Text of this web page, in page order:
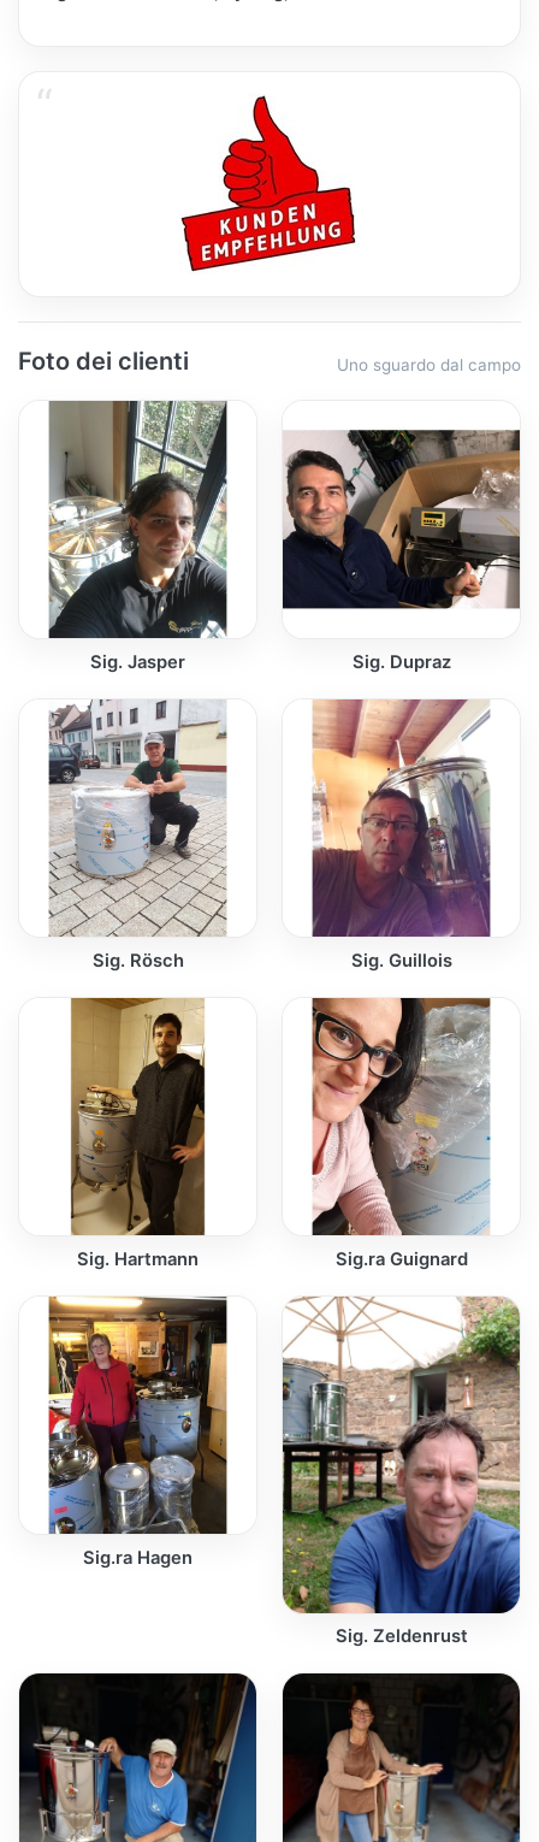
Foto dei clienti Uno sguardo dal campo
Sig. Jasper Sig. Dupraz
Sig. Rösch Sig. Guillois
Sig. Hartmann Sig.ra Guignard
Sig.ra Hagen
Sig. Zeldenrust